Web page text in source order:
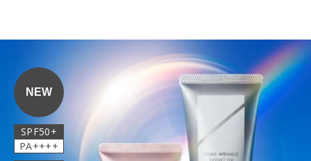
NEW
SPF50+
PA++++